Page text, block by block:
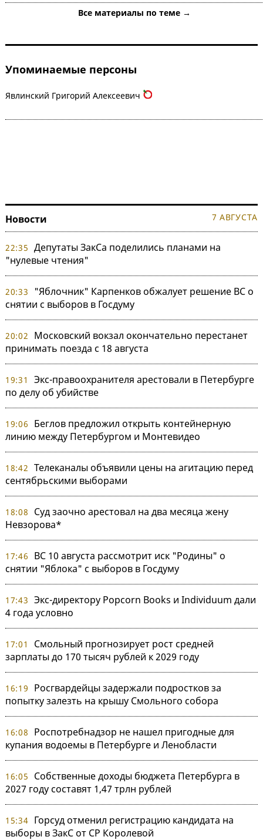
Все материалы по теме →
Упоминаемые персоны
Явлинский Григорий Алексеевич
Новости 7 АВГУСТА
22:35 Депутаты ЗакСа поделились планами на
"нулевые чтения"
20:33
"Яблочник" Карпенков обжалует решение ВС о
снятии с выборов в Госдуму
20:02
Московский вокзал окончательно перестанет
принимать поезда с 18 августа
19:31
Экс-правоохранителя арестовали в Петербурге
по делу об убийстве
19:06
Беглов предложил открыть контейнерную
линию между Петербургом и Монтевидео
18:42 Телеканалы объявили цены на агитацию перед
сентябрьскими выборами
18:08
Суд заочно арестовал на два месяца жену
Невзорова*
17:46
ВС 10 августа рассмотрит иск "Родины" о
снятии "Яблока" с выборов в Госдуму
17:43 Экс-директору Popcorn Books и Individuum дали
4 года условно
17:01
Смольный прогнозирует рост средней
зарплаты до 170 тысяч рублей к 2029 году
16:19
Росгвардейцы задержали подростков за
попытку залезть на крышу Смольного собора
16:08
Роспотребнадзор не нашел пригодные для
купания водоемы в Петербурге и Ленобласти
16:05
Собственные доходы бюджета Петербурга в
2027 году составят 1,47 трлн рублей
15:34 Горсуд отменил регистрацию кандидата на
выборы в ЗакС от СР Королевой